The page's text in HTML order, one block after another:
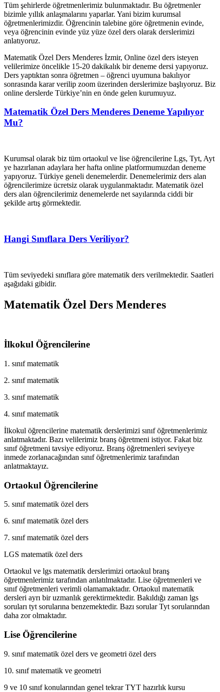
Tüm şehirlerde öğretmenlerimiz bulunmaktadır. Bu öğretmenler
bizimle yıllık anlaşmalarını yaparlar. Yani bizim kurumsal
öğretmenlerimizdir. Öğrencinin talebine göre öğretmenin evinde,
veya öğrencinin evinde yüz yüze özel ders olarak derslerimizi
anlatıyoruz.
Matematik Özel Ders Menderes İzmir, Online özel ders isteyen
velilerimize öncelikle 15-20 dakikalık bir deneme dersi yapıyoruz.
Ders yaptıktan sonra öğretmen – öğrenci uyumuna bakılıyor
sonrasında karar verilip zoom üzerinden derslerimize başlıyoruz. Biz
online derslerde Türkiye’nin en önde gelen kurumuyuz.
Matematik Özel Ders Menderes Deneme Yapılıyor
Mu?
Kurumsal olarak biz tüm ortaokul ve lise öğrencilerine Lgs, Tyt, Ayt
ye hazırlanan adaylara her hafta online platformumuzdan deneme
yapıyoruz. Türkiye geneli denemelerdir. Denemelerimiz ders alan
öğrencilerimize ücretsiz olarak uygulanmaktadır. Matematik özel
ders alan öğrencilerimiz denemelerde net sayılarında ciddi bir
şekilde artış görmektedir.
Hangi Sınıflara Ders Veriliyor?
Tüm seviyedeki sınıflara göre matematik ders verilmektedir. Saatleri
aşağıdaki gibidir.
Matematik Özel Ders Menderes
İlkokul Öğrencilerine
1. sınıf matematik
2. sınıf matematik
3. sınıf matematik
4. sınıf matematik
İlkokul öğrencilerine matematik derslerimizi sınıf öğretmenlerimiz
anlatmaktadır. Bazı velilerimiz branş öğretmeni istiyor. Fakat biz
sınıf öğretmeni tavsiye ediyoruz. Branş öğretmenleri seviyeye
inmede zorlanacağından sınıf öğretmenlerimiz tarafından
anlatmaktayız.
Ortaokul Öğrencilerine
5. sınıf matematik özel ders
6. sınıf matematik özel ders
7. sınıf matematik özel ders
LGS matematik özel ders
Ortaokul ve lgs matematik derslerimizi ortaokul branş
öğretmenlerimiz tarafından anlatılmaktadır. Lise öğretmenleri ve
sınıf öğretmenleri verimli olamamaktadır. Ortaokul matematik
dersleri ayrı bir uzmanlık gerektirmektedir. Bakıldığı zaman lgs
soruları tyt sorularına benzemektedir. Bazı sorular Tyt sorularından
daha zor olmaktadır.
Lise Öğrencilerine
9. sınıf matematik özel ders ve geometri özel ders
10. sınıf matematik ve geometri
9 ve 10 sınıf konularından genel tekrar TYT hazırlık kursu